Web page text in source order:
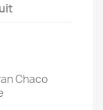
Chaco